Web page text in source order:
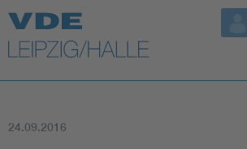
Top Themen
Fokusthemen
Energy
24.09.2016